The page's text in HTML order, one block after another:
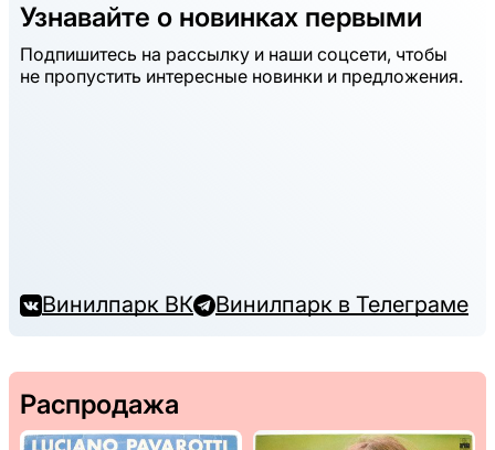
Узнавайте о новинках первыми
Подпишитесь на рассылку и наши соцсети, чтобы
не пропустить интересные новинки и предложения.
Винилпарк ВК Винилпарк в Телеграме
Распродажа